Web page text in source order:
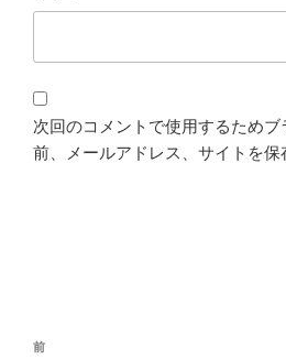
次回のコメントで使用するためブ
前、メールアドレス、サイトを保
投
過
前